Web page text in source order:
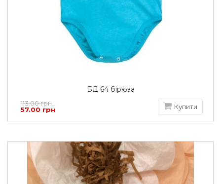
БД 64 бірюза
113.00 грн
57.00 грн
Купити